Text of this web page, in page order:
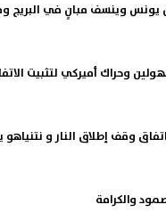
يونس وينسف مبانٍ في البريج
وحراك أميركي لتثبيت
وقف إطلاق النار و نتنياهو
والكرامة